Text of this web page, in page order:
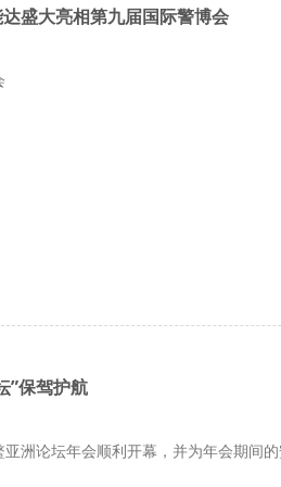
盛大亮相第九届国际警博会
”保驾护航
洲论坛年会顺利开幕，并为年会期间的